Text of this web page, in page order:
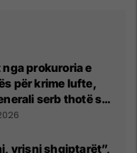
prokuroria e
për krime lufte,
serb thotë se
tradhtoi në
vrisni shqiptarët”,